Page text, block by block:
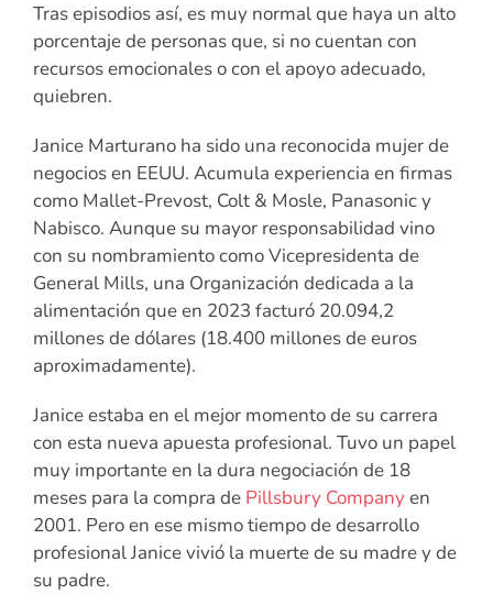
Tras episodios así, es muy normal que haya un alto
porcentaje de personas que, si no cuentan con
recursos emocionales o con el apoyo adecuado,
quiebren.
Janice Marturano ha sido una reconocida mujer de
negocios en EEUU. Acumula experiencia en firmas
como Mallet-Prevost, Colt & Mosle, Panasonic y
Nabisco. Aunque su mayor responsabilidad vino
con su nombramiento como Vicepresidenta de
General Mills, una Organización dedicada a la
alimentación que en 2023 facturó 20.094,2
millones de dólares (18.400 millones de euros
aproximadamente).
Janice estaba en el mejor momento de su carrera
con esta nueva apuesta profesional. Tuvo un papel
muy importante en la dura negociación de 18
meses para la compra de Pillsbury Companyen
2001. Pero en ese mismo tiempo de desarrollo
profesional Janice vivió la muerte de su madre y de
su padre.